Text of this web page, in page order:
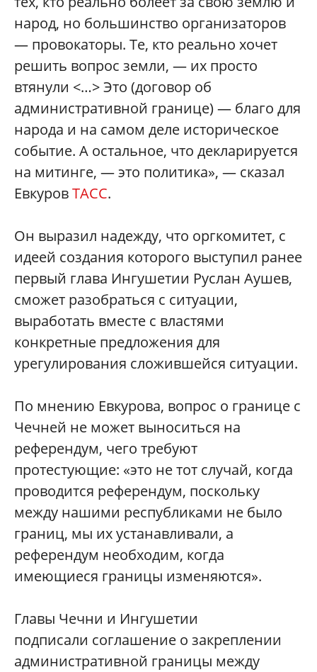
народ, но большинство организаторов
— провокаторы. Те, кто реально хочет
решить вопрос земли, — их просто
втянули <…> Это (договор об
административной границе) — благо для
народа и на самом деле историческое
событие. А остальное, что декларируется
на митинге, — это политика», — сказал
ЕвкуровТАСС.
Он выразил надежду, что оргкомитет, с
идеей создания которого выступил ранее
первый глава Ингушетии Руслан Аушев,
сможет разобраться с ситуации,
выработать вместе с властями
конкретные предложения для
урегулирования сложившейся ситуации.
По мнению Евкурова, вопрос о границе с
Чечней не может выноситься на
референдум, чего требуют
протестующие: «это не тот случай, когда
проводится референдум, поскольку
между нашими республиками не было
границ, мы их устанавливали, а
референдум необходим, когда
имеющиеся границы изменяются».
Главы Чечни и Ингушетии
подписали соглашение о закреплении
административной границы между